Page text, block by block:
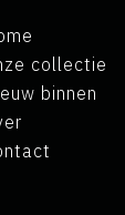
collectie
binnen